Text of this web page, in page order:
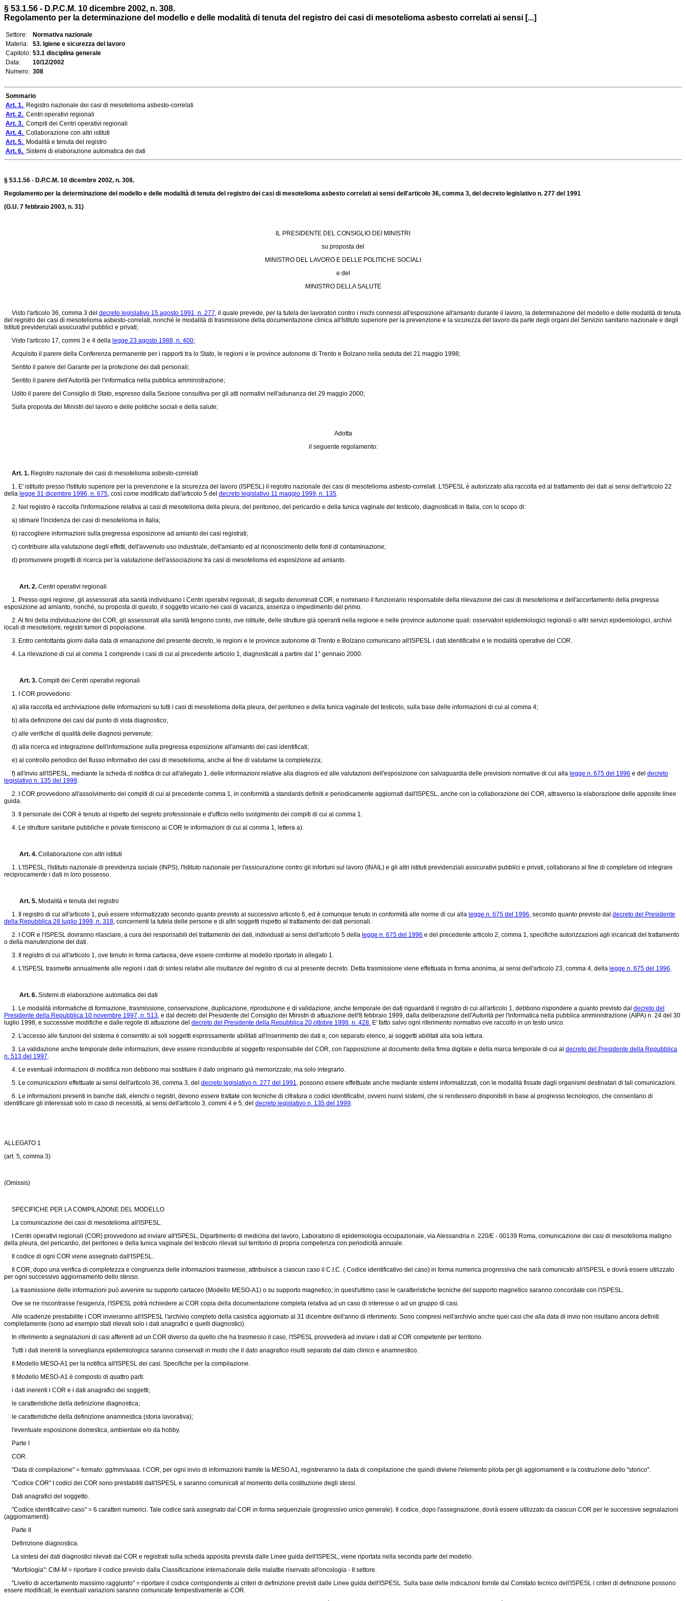
§ 53.1.56 - D.P.C.M. 10 dicembre 2002, n. 308.
Regolamento per la determinazione del modello e delle modalità di tenuta del registro dei casi di mesotelioma asbesto correlati ai sensi [...]
Settore:
Normativa nazionale
Materia:
53. Igiene e sicurezza del lavoro
Capitolo: 53.1 disciplina generale
Data:
10/12/2002
Numero: 308
Sommario
Art. 1. Registro nazionale dei casi di mesotelioma asbesto-correlati
Art. 2. Centri operativi regionali
Art. 3. Compiti dei Centri operativi regionali
Art. 4. Collaborazione con altri istituti
Art. 5. Modalità e tenuta del registro
Art. 6. Sistemi di elaborazione automatica dei dati
§ 53.1.56 - D.P.C.M. 10 dicembre 2002, n. 308.
Regolamento per la determinazione del modello e delle modalità di tenuta del registro dei casi di mesotelioma asbesto correlati ai sensi dell'articolo 36, comma 3, del decreto legislativo n. 277 del 1991
(G.U. 7 febbraio 2003, n. 31)
IL PRESIDENTE DEL CONSIGLIO DEI MINISTRI
su proposta del
MINISTRO DEL LAVORO E DELLE POLITICHE SOCIALI
e del
MINISTRO DELLA SALUTE
Visto l'articolo 36, comma 3 del decreto legislativo 15 agosto 1991, n. 277, il quale prevede, per la tutela dei lavoratori contro i rischi connessi all'esposizione all'amianto durante il lavoro, la determinazione del modello e delle modalità di tenuta
del registro dei casi di mesotelioma asbesto-correlati, nonché le modalità di trasmissione della documentazione clinica all'Istituto superiore per la prevenzione e la sicurezza del lavoro da parte degli organi del Servizio sanitario nazionale e degli
Istituti previdenziali assicurativi pubblici e privati;
Visto l'articolo 17, commi 3 e 4 della legge 23 agosto 1988, n. 400;
Acquisito il parere della Conferenza permanente per i rapporti tra lo Stato, le regioni e le province autonome di Trento e Bolzano nella seduta del 21 maggio 1998;
Sentito il parere del Garante per la protezione dei dati personali;
Sentito il parere dell'Autorità per l'informatica nella pubblica amministrazione;
Udito il parere del Consiglio di Stato, espresso dalla Sezione consultiva per gli atti normativi nell'adunanza del 29 maggio 2000;
Sulla proposta dei Ministri del lavoro e delle politiche sociali e della salute;
Adotta
il seguente regolamento:
Art. 1. Registro nazionale dei casi di mesotelioma asbesto-correlati
1. E' istituito presso l'Istituto superiore per la prevenzione e la sicurezza del lavoro (ISPESL) il registro nazionale dei casi di mesotelioma asbesto-correlati. L'ISPESL è autorizzato alla raccolta ed al trattamento dei dati ai sensi dell'articolo 22
della legge 31 dicembre 1996, n. 675, così come modificato dall'articolo 5 del decreto legislativo 11 maggio 1999, n. 135.
2. Nel registro è raccolta l'informazione relativa ai casi di mesotelioma della pleura, del peritoneo, del pericardio e della tunica vaginale del testicolo, diagnosticati in Italia, con lo scopo di:
a) stimare l'incidenza dei casi di mesotelioma in Italia;
b) raccogliere informazioni sulla pregressa esposizione ad amianto dei casi registrati;
c) contribuire alla valutazione degli effetti, dell'avvenuto uso industriale, dell'amianto ed al riconoscimento delle fonti di contaminazione;
d) promuovere progetti di ricerca per la valutazione dell'associazione tra casi di mesotelioma ed esposizione ad amianto.
Art. 2. Centri operativi regionali
1. Presso ogni regione, gli assessorati alla sanità individuano i Centri operativi regionali, di seguito denominati COR, e nominano il funzionario responsabile della rilevazione dei casi di mesotelioma e dell'accertamento della pregressa
esposizione ad amianto, nonché, su proposta di questo, il soggetto vicario nei casi di vacanza, assenza o impedimento del primo.
2. Ai fini della individuazione dei COR, gli assessorati alla sanità tengono conto, ove istituite, delle strutture già operanti nella regione e nelle province autonome quali: osservatori epidemiologici regionali o altri servizi epidemiologici, archivi
locali di mesoteliomi, registri tumori di popolazione.
3. Entro centottanta giorni dalla data di emanazione del presente decreto, le regioni e le province autonome di Trento e Bolzano comunicano all'ISPESL i dati identificativi e le modalità operative dei COR.
4. La rilevazione di cui al comma 1 comprende i casi di cui al precedente articolo 1, diagnosticati a partire dal 1° gennaio 2000.
Art. 3. Compiti dei Centri operativi regionali
1. I COR provvedono:
a) alla raccolta ed archiviazione delle informazioni su tutti i casi di mesotelioma della pleura, del peritoneo e della tunica vaginale del testicolo, sulla base delle informazioni di cui al comma 4;
b) alla definizione dei casi dal punto di vista diagnostico;
c) alle verifiche di qualità delle diagnosi pervenute;
d) alla ricerca ed integrazione dell'informazione sulla pregressa esposizione all'amianto dei casi identificati;
e) al controllo periodico del flusso informativo dei casi di mesotelioma, anche al fine di valutarne la completezza;
f) all'invio all'ISPESL, mediante la scheda di notifica di cui all'allegato 1, delle informazioni relative alla diagnosi ed alle valutazioni dell'esposizione con salvaguardia delle previsioni normative di cui alla legge n. 675 del 1996 e del decreto
legislativo n. 135 del 1999.
2. I COR provvedono all'assolvimento dei compiti di cui al precedente comma 1, in conformità a standards definiti e periodicamente aggiornati dall'ISPESL, anche con la collaborazione dei COR, attraverso la elaborazione delle apposite linee
guida.
3. Il personale dei COR è tenuto al rispetto del segreto professionale e d'ufficio nello svolgimento dei compiti di cui al comma 1.
4. Le strutture sanitarie pubbliche e private forniscono ai COR le informazioni di cui al comma 1, lettera a).
Art. 4. Collaborazione con altri istituti
1. L'ISPESL, l'Istituto nazionale di previdenza sociale (INPS), l'Istituto nazionale per l'assicurazione contro gli infortuni sul lavoro (INAIL) e gli altri istituti previdenziali assicurativi pubblici e privati, collaborano al fine di completare od integrare
reciprocamente i dati in loro possesso.
Art. 5. Modalità e tenuta del registro
1. Il registro di cui all'articolo 1, può essere informatizzato secondo quanto previsto al successivo articolo 6, ed è comunque tenuto in conformità alle norme di cui alla legge n. 675 del 1996, secondo quanto previsto dal decreto del Presidente
della Repubblica 28 luglio 1999, n. 318, concernenti la tutela delle persone e di altri soggetti rispetto al trattamento dei dati personali.
2. I COR e l'ISPESL dovranno rilasciare, a cura dei responsabili del trattamento dei dati, individuati ai sensi dell'articolo 5 della legge n. 675 del 1996 e del precedente articolo 2, comma 1, specifiche autorizzazioni agli incaricati del trattamento
o della manutenzione dei dati.
3. Il registro di cui all'articolo 1, ove tenuto in forma cartacea, deve essere conforme al modello riportato in allegato 1.
4. L'ISPESL trasmette annualmente alle regioni i dati di sintesi relativi alle risultanze del registro di cui al presente decreto. Detta trasmissione viene effettuata in forma anonima, ai sensi dell'articolo 23, comma 4, della legge n. 675 del 1996.
Art. 6. Sistemi di elaborazione automatica dei dati
1. Le modalità informatiche di formazione, trasmissione, conservazione, duplicazione, riproduzione e di validazione, anche temporale dei dati riguardanti il registro di cui all'articolo 1, debbono rispondere a quanto previsto dal decreto del
Presidente della Repubblica 10 novembre 1997, n. 513, e dal decreto del Presidente del Consiglio dei Ministri di attuazione dell'8 febbraio 1999, dalla deliberazione dell'Autorità per l'informatica nella pubblica amministrazione (AIPA) n. 24 del 30
luglio 1998, e successive modifiche e dalle regole di attuazione del decreto del Presidente della Repubblica 20 ottobre 1998, n. 428. E' fatto salvo ogni riferimento normativo ove raccolto in un testo unico.
2. L'accesso alle funzioni del sistema è consentito ai soli soggetti espressamente abilitati all'inserimento dei dati e, con separato elenco, ai soggetti abilitati alla sola lettura.
3. La validazione anche temporale delle informazioni, deve essere riconducibile al soggetto responsabile del COR, con l'apposizione al documento della firma digitale e della marca temporale di cui al decreto del Presidente della Repubblica
n. 513 del 1997.
4. Le eventuali informazioni di modifica non debbono mai sostituire il dato originario già memorizzato, ma solo integrarlo.
5. Le comunicazioni effettuate ai sensi dell'articolo 36, comma 3, del decreto legislativo n. 277 del 1991, possono essere effettuate anche mediante sistemi informatizzati, con le modalità fissate dagli organismi destinatari di tali comunicazioni.
6. Le informazioni presenti in banche dati, elenchi o registri, devono essere trattate con tecniche di cifratura o codici identificativi, ovvero nuovi sistemi, che si rendessero disponibili in base al progresso tecnologico, che consentano di
identificare gli interessati solo in caso di necessità, ai sensi dell'articolo 3, commi 4 e 5, del decreto legislativo n. 135 del 1999.
ALLEGATO 1
(art. 5, comma 3)
(Omissis)
SPECIFICHE PER LA COMPILAZIONE DEL MODELLO
La comunicazione dei casi di mesotelioma all'ISPESL.
I Centri operativi regionali (COR) provvedono ad inviare all'ISPESL, Dipartimento di medicina del lavoro, Laboratorio di epidemiologia occupazionale, via Alessandria n. 220/E - 00139 Roma, comunicazione dei casi di mesotelioma maligno
della pleura, del pericardio, del peritoneo e della tunica vaginale del testicolo rilevati sul territorio di propria competenza con periodicità annuale.
Il codice di ogni COR viene assegnato dall'ISPESL.
Il COR, dopo una verifica di completezza e congruenza delle informazioni trasmesse, attribuisce a ciascun caso il C.I.C. ( Codice identificativo del caso) in forma numerica progressiva che sarà comunicato all'ISPESL e dovrà essere utilizzato
per ogni successivo aggiornamento dello stesso.
La trasmissione delle informazioni può avvenire su supporto cartaceo (Modello MESO-A1) o su supporto magnetico; in quest'ultimo caso le caratteristiche tecniche del supporto magnetico saranno concordate con l'ISPESL.
Ove se ne riscontrasse l'esigenza, l'ISPESL potrà richiedere ai COR copia della documentazione completa relativa ad un caso di interesse o ad un gruppo di casi.
Alle scadenze prestabilite i COR invieranno all'ISPESL l'archivio completo della casistica aggiornato al 31 dicembre dell'anno di riferimento. Sono compresi nell'archivio anche quei casi che alla data di invio non risultano ancora definiti
completamente (sono ad esempio stati rilevati solo i dati anagrafici e quelli diagnostici).
In riferimento a segnalazioni di casi afferenti ad un COR diverso da quello che ha trasmesso il caso, l'ISPESL provvederà ad inviare i dati al COR competente per territorio.
Tutti i dati inerenti la sorveglianza epidemiologica saranno conservati in modo che il dato anagrafico risulti separato dal dato clinico e anamnestico.
Il Modello MESO-A1 per la notifica all'ISPESL dei casi. Specifiche per la compilazione.
Il Modello MESO-A1 è composto di quattro parti:
i dati inerenti i COR e i dati anagrafici dei soggetti;
le caratteristiche della definizione diagnostica;
le caratteristiche della definizione anamnestica (storia lavorativa);
l'eventuale esposizione domestica, ambientale e/o da hobby.
Parte I
COR.
"Data di compilazione" = formato: gg/mm/aaaa. I COR, per ogni invio di informazioni tramite la MESO A1, registreranno la data di compilazione che quindi diviene l'elemento pilota per gli aggiornamenti e la costruzione dello "storico".
"Codice COR" I codici dei COR sono prestabiliti dall'ISPESL e saranno comunicati al momento della costituzione degli stessi.
Dati anagrafici del soggetto.
"Codice identificativo caso" = 6 caratteri numerici. Tale codice sarà assegnato dal COR in forma sequenziale (progressivo unico generale). Il codice, dopo l'assegnazione, dovrà essere utilizzato da ciascun COR per le successive segnalazioni
(aggiornamenti).
Parte II
Definizione diagnostica.
La sintesi dei dati diagnostici rilevati dai COR e registrati sulla scheda apposita prevista dalle Linee guida dell'ISPESL, viene riportata nella seconda parte del modello.
"Morfologia": CIM-M = riportare il codice previsto dalla Classificazione internazionale delle malattie riservato all'oncologia - II settore.
"Livello di accertamento massimo raggiunto" = riportare il codice corrispondente ai criteri di definizione previsti dalle Linee guida dell'ISPESL. Sulla base delle indicazioni fornite dal Comitato tecnico dell'ISPESL i criteri di definizione possono
essere modificati; le eventuali variazioni saranno comunicate tempestivamente ai COR.